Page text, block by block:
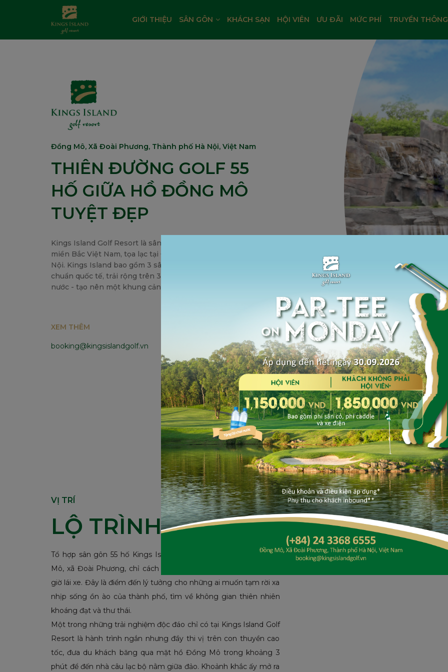
GIỚI THIỆU SÂN GÔN KHÁCH SẠN HỘI VIÊN ƯU ĐÃI MỨC PHÍ TRUYỀN THÔNG
Đồng Mô, Xã Đoài Phương, Thành phố Hà Nội, Việt Nam
THIÊN ĐƯỜNG GOLF 55
HỐ GIỮA HỒ ĐỒNG MÔ
TUYỆT ĐẸP
Kings Island Golf Resort là sân gôn đầu tiên và lâu đời nhất ở
miền Bắc Việt Nam, tọa lạc tại Đồng Mô, xã Đoài Phương, Hà
Nội. Kings Island bao gồm 3 sân gôn với tổng cộng 55 hố đạt
chuẩn quốc tế, trải rộng trên 350 hecta đất và 1.500 hecta mặt
nước - tạo nên một khung cảnh hùng vĩ và đầy cảm hứng.
XEM THÊM
booking@kingsislandgolf.vn
VỊ TRÍ
LỘ TRÌNH TỐI ƯU
Tổ hợp sân gôn 55 hố Kings Island Golf Resort tọa lạc tại Đồng
Mô, xã Đoài Phương, chỉ cách trung tâm Hà Nội chưa đầy một
giờ lái xe. Đây là điểm đến lý tưởng cho những ai muốn tạm rời xa
nhịp sống ồn ào của thành phố, tìm về không gian thiên nhiên
khoáng đạt và thư thái.
Một trong những trải nghiệm độc đáo chỉ có tại Kings Island Golf
Resort là hành trình ngắn nhưng đầy thi vị trên con thuyền cao
tốc, đưa du khách băng qua mặt hồ Đồng Mô trong khoảng 3
phút để đến nhà câu lạc bộ nằm giữa đảo. Khoảnh khắc ấy mở ra